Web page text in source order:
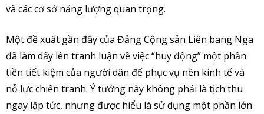
và các cơ sở năng lượng quan trọng.
Một đề xuất gần đây của Đảng Cộng sản Liên bang Nga
đã làm dấy lên tranh luận về việc “huy động” một phần
tiền tiết kiệm của người dân để phục vụ nền kinh tế và
nỗ lực chiến tranh. Ý tưởng này không phải là tịch thu
ngay lập tức, nhưng được hiểu là sử dụng một phần lớn